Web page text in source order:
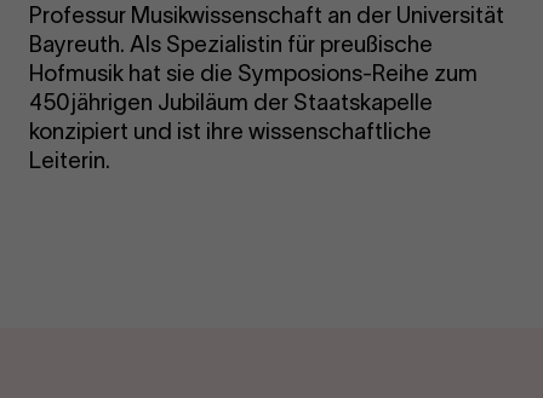
Professur Musikwissenschaft an der Universität
Bayreuth. Als Spezialistin für preußische
Hofmusik hat sie die Symposions-Reihe zum
450jährigen Jubiläum der Staatskapelle
konzipiert und ist ihre wissenschaftliche
Leiterin.